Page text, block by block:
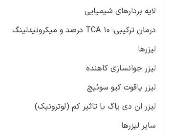
لایه بردارهای شیمیایی
درمان ترکیبی: TCA 10 درصد و میکرونیدلینگ
لیزرها
لیزر جوانسازی کاهنده
لیزر یاقوت کیو سوئیچ
لیزر ان دی یاگ با تاثیر کم (لوترونیک)
سایر لیزرها